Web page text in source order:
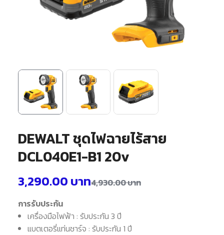
DEWALT ชุดไฟฉายไร้สาย
DCL040E1-B1 20v
4,930.00บาท
3,290.00 บาท
การรับประกัน
เครื่องมือไฟฟ้า : รับประกัน 3 ปี
แบตเตอรี่แท่นชาร์จ : รับประกัน 1 ปี